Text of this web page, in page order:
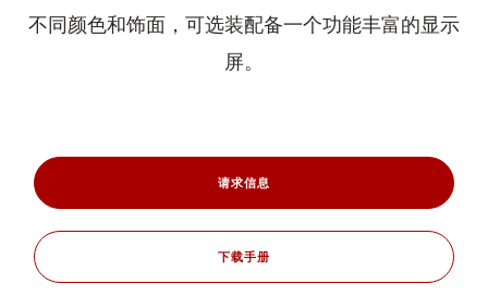
不同颜色和饰面，可选装配备一个功能丰富的显示
屏。
请求信息
下载手册